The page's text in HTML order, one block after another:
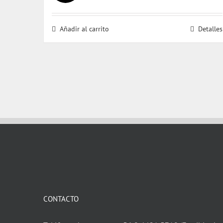
original
era:
actual
Añadir al carrito Detalles
CONTACTO